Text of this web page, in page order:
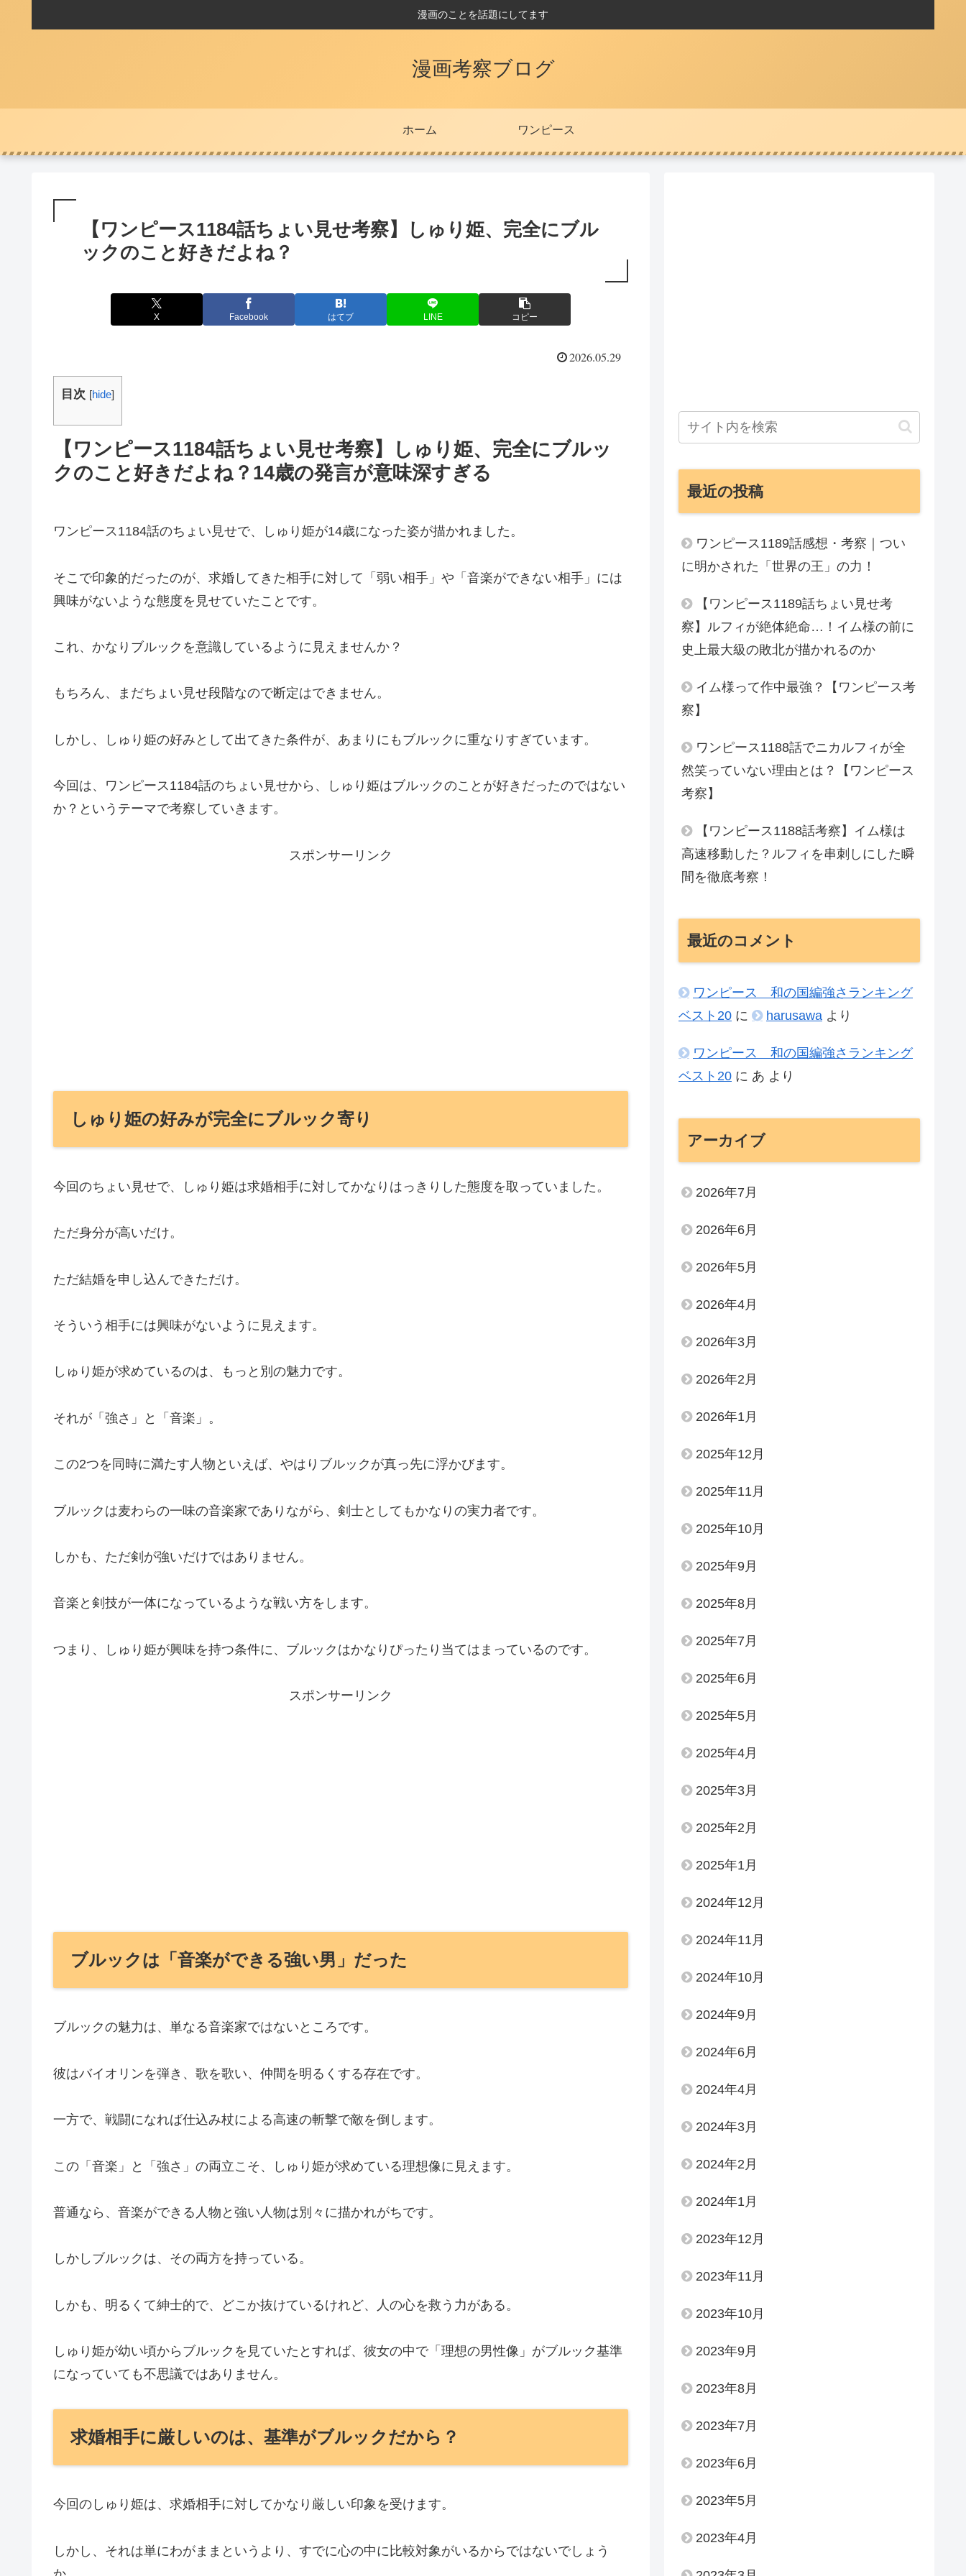
漫画のことを話題にしてます
漫画考察ブログ
ホーム ワンピース
【ワンピース1184話ちょい見せ考察】しゅり姫、完全にブル
ックのこと好きだよね？
X Facebook はてブ LINE コピー
2026.05.29
目次 [hide]
【ワンピース1184話ちょい見せ考察】しゅり姫、完全にブルッ
クのこと好きだよね？14歳の発言が意味深すぎる
ワンピース1184話のちょい見せで、しゅり姫が14歳になった姿が描かれました。
そこで印象的だったのが、求婚してきた相手に対して「弱い相手」や「音楽ができない相手」には
興味がないような態度を見せていたことです。
これ、かなりブルックを意識しているように見えませんか？
もちろん、まだちょい見せ段階なので断定はできません。
しかし、しゅり姫の好みとして出てきた条件が、あまりにもブルックに重なりすぎています。
今回は、ワンピース1184話のちょい見せから、しゅり姫はブルックのことが好きだったのではない
か？というテーマで考察していきます。
スポンサーリンク
しゅり姫の好みが完全にブルック寄り
今回のちょい見せで、しゅり姫は求婚相手に対してかなりはっきりした態度を取っていました。
ただ身分が高いだけ。
ただ結婚を申し込んできただけ。
そういう相手には興味がないように見えます。
しゅり姫が求めているのは、もっと別の魅力です。
それが「強さ」と「音楽」。
この2つを同時に満たす人物といえば、やはりブルックが真っ先に浮かびます。
ブルックは麦わらの一味の音楽家でありながら、剣士としてもかなりの実力者です。
しかも、ただ剣が強いだけではありません。
音楽と剣技が一体になっているような戦い方をします。
つまり、しゅり姫が興味を持つ条件に、ブルックはかなりぴったり当てはまっているのです。
スポンサーリンク
ブルックは「音楽ができる強い男」だった
ブルックの魅力は、単なる音楽家ではないところです。
彼はバイオリンを弾き、歌を歌い、仲間を明るくする存在です。
一方で、戦闘になれば仕込み杖による高速の斬撃で敵を倒します。
この「音楽」と「強さ」の両立こそ、しゅり姫が求めている理想像に見えます。
普通なら、音楽ができる人物と強い人物は別々に描かれがちです。
しかしブルックは、その両方を持っている。
しかも、明るくて紳士的で、どこか抜けているけれど、人の心を救う力がある。
しゅり姫が幼い頃からブルックを見ていたとすれば、彼女の中で「理想の男性像」がブルック基準
になっていても不思議ではありません。
求婚相手に厳しいのは、基準がブルックだから？
今回のしゅり姫は、求婚相手に対してかなり厳しい印象を受けます。
しかし、それは単にわがままというより、すでに心の中に比較対象がいるからではないでしょう
最近の投稿
ワンピース1189話感想・考察｜つい
に明かされた「世界の王」の力！
【ワンピース1189話ちょい見せ考
察】ルフィが絶体絶命…！イム様の前に
史上最大級の敗北が描かれるのか
イム様って作中最強？【ワンピース考
察】
ワンピース1188話でニカルフィが全
然笑っていない理由とは？【ワンピース
考察】
【ワンピース1188話考察】イム様は
高速移動した？ルフィを串刺しにした瞬
間を徹底考察！
最近のコメント
ワンピース 和の国編強さランキング
ベスト20 に harusawa より
ワンピース 和の国編強さランキング
ベスト20 に あ より
アーカイブ
2026年7月
2026年6月
2026年5月
2026年4月
2026年3月
2026年2月
2026年1月
2025年12月
2025年11月
2025年10月
2025年9月
2025年8月
2025年7月
2025年6月
2025年5月
2025年4月
2025年3月
2025年2月
2025年1月
2024年12月
2024年11月
2024年10月
2024年9月
2024年6月
2024年4月
2024年3月
2024年2月
2024年1月
2023年12月
2023年11月
2023年10月
2023年9月
2023年8月
2023年7月
2023年6月
2023年5月
2023年4月